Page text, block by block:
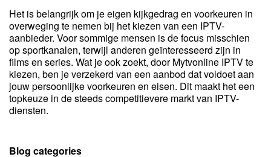
Het is belangrijk om je eigen kijkgedrag en voorkeuren in
overweging te nemen bij het kiezen van een IPTV-
aanbieder. Voor sommige mensen is de focus misschien
op sportkanalen, terwijl anderen geïnteresseerd zijn in
films en series. Wat je ook zoekt, door Mytvonline IPTV te
kiezen, ben je verzekerd van een aanbod dat voldoet aan
jouw persoonlijke voorkeuren en eisen. Dit maakt het een
topkeuze in de steeds competitievere markt van IPTV-
diensten.
Blog categories